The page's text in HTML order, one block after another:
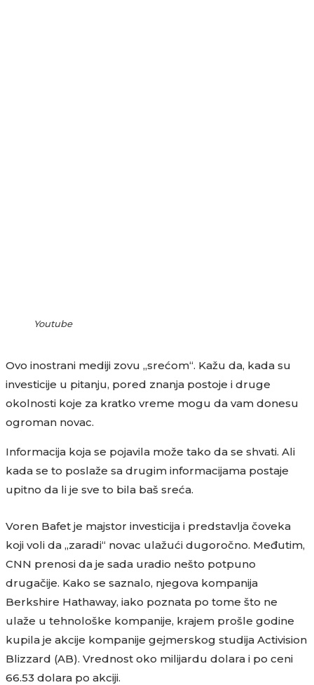
Youtube
Ovo inostrani mediji zovu „srećom“. Kažu da, kada su
investicije u pitanju, pored znanja postoje i druge
okolnosti koje za kratko vreme mogu da vam donesu
ogroman novac.
Informacija koja se pojavila može tako da se shvati. Ali
kada se to poslaže sa drugim informacijama postaje
upitno da li je sve to bila baš sreća.
Voren Bafet je majstor investicija i predstavlja čoveka
koji voli da „zaradi“ novac ulažući dugoročno. Međutim,
CNN prenosi da je sada uradio nešto potpuno
drugačije. Kako se saznalo, njegova kompanija
Berkshire Hathaway, iako poznata po tome što ne
ulaže u tehnološke kompanije, krajem prošle godine
kupila je akcije kompanije gejmerskog studija Activision
Blizzard (AB). Vrednost oko milijardu dolara i po ceni
66.53 dolara po akciji.